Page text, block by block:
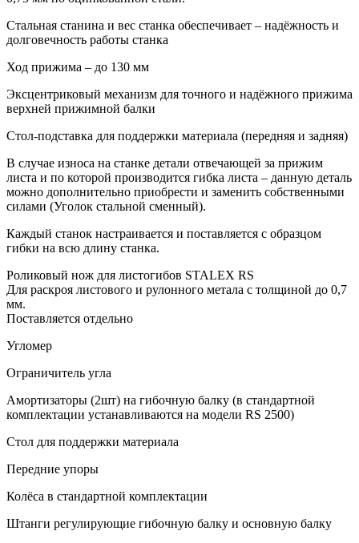
Стальная станина и вес станка обеспечивает – надёжность и
долговечность работы станка
Ход прижима – до 130 мм
Эксцентриковый механизм для точного и надёжного прижима
верхней прижимной балки
Стол-подставка для поддержки материала (передняя и задняя)
В случае износа на станке детали отвечающей за прижим
листа и по которой производится гибка листа – данную деталь
можно дополнительно приобрести и заменить собственными
силами (Уголок стальной сменный).
Каждый станок настраивается и поставляется с образцом
гибки на всю длину станка.
Роликовый нож для листогибов STALEX RS
Для раскроя листового и рулонного метала с толщиной до 0,7
мм.
Поставляется отдельно
Угломер
Ограничитель угла
Амортизаторы (2шт) на гибочную балку (в стандартной
комплектации устанавливаются на модели RS 2500)
Стол для поддержки материала
Передние упоры
Колёса в стандартной комплектации
Штанги регулирующие гибочную балку и основную балку